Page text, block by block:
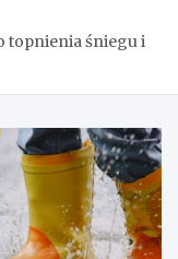
topnienia śniegu i